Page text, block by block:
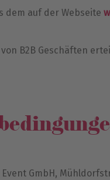
dem auf der Webseite
B2B Geschäften
GmbH,